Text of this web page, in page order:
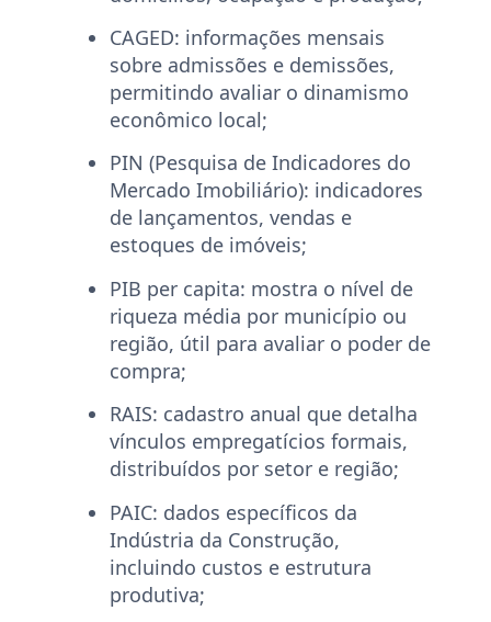
CAGED: informações mensais
sobre admissões e demissões,
permitindo avaliar o dinamismo
econômico local;
PIN (Pesquisa de Indicadores do
Mercado Imobiliário): indicadores
de lançamentos, vendas e
estoques de imóveis;
PIB per capita: mostra o nível de
riqueza média por município ou
região, útil para avaliar o poder de
compra;
RAIS: cadastro anual que detalha
vínculos empregatícios formais,
distribuídos por setor e região;
PAIC: dados específicos da
Indústria da Construção,
incluindo custos e estrutura
produtiva;